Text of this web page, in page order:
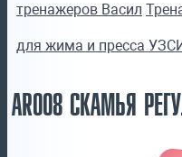
тренажеров Васил
для жима и пресса
AR008 СКАМЬЯ